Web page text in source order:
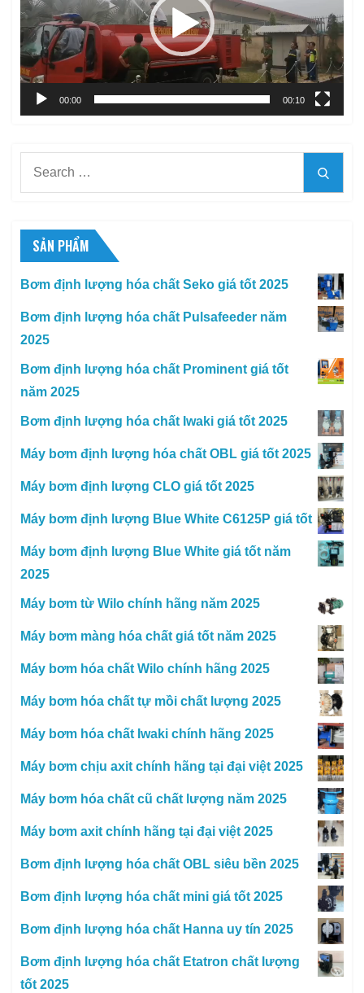
00:00 00:10
SẢN PHẨM
Bơm định lượng hóa chất Seko giá tốt 2025
Bơm định lượng hóa chất Pulsafeeder năm
2025
Bơm định lượng hóa chất Prominent giá tốt
năm 2025
Bơm định lượng hóa chất Iwaki giá tốt 2025
Máy bơm định lượng hóa chất OBL giá tốt 2025
Máy bơm định lượng CLO giá tốt 2025
Máy bơm định lượng Blue White C6125P giá tốt
Máy bơm định lượng Blue White giá tốt năm
2025
Máy bơm từ Wilo chính hãng năm 2025
Máy bơm màng hóa chất giá tốt năm 2025
Máy bơm hóa chất Wilo chính hãng 2025
Máy bơm hóa chất tự mồi chất lượng 2025
Máy bơm hóa chất Iwaki chính hãng 2025
Máy bơm chịu axit chính hãng tại đại việt 2025
Máy bơm hóa chất cũ chất lượng năm 2025
Máy bơm axit chính hãng tại đại việt 2025
Bơm định lượng hóa chất OBL siêu bền 2025
Bơm định lượng hóa chất mini giá tốt 2025
Bơm định lượng hóa chất Hanna uy tín 2025
Bơm định lượng hóa chất Etatron chất lượng
tốt 2025